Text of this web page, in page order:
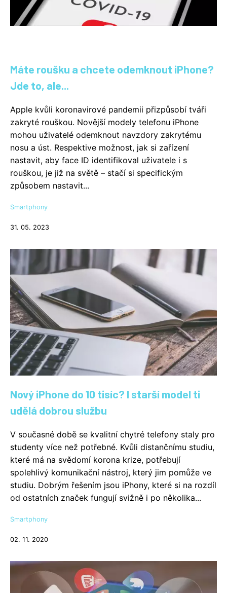
Máte roušku a chcete odemknout iPhone?
Jde to, ale...
Apple kvůli koronavirové pandemii přizpůsobí tváři
zakryté rouškou. Novější modely telefonu iPhone
mohou uživatelé odemknout navzdory zakrytému
nosu a úst. Respektive možnost, jak si zařízení
nastavit, aby face ID identifikoval uživatele i s
rouškou, je již na světě – stačí si specifickým
způsobem nastavit...
Smartphony
31. 05. 2023
Nový iPhone do 10 tisíc? I starší model ti
udělá dobrou službu
V současné době se kvalitní chytré telefony staly pro
studenty více než potřebné. Kvůli distančnímu studiu,
které má na svědomí korona krize, potřebují
spolehlivý komunikační nástroj, který jim pomůže ve
studiu. Dobrým řešením jsou iPhony, které si na rozdíl
od ostatních značek fungují svižně i po několika...
Smartphony
02. 11. 2020